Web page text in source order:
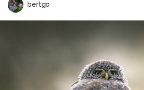
bertgo